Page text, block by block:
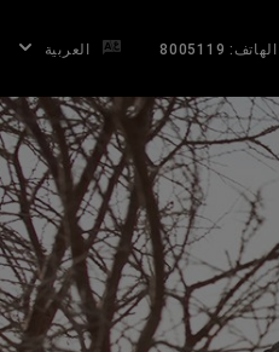
الهاتف: 8005119 العربية